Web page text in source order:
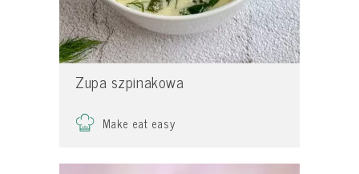
Zupa szpinakowa
Make eat easy